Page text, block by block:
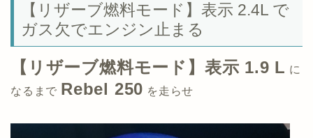
【リザーブ燃料モード】表示 2.4L で
ガス欠でエンジン止まる
【リザーブ燃料モード】表示 1.9 L に
なるまで Rebel 250 を走らせ